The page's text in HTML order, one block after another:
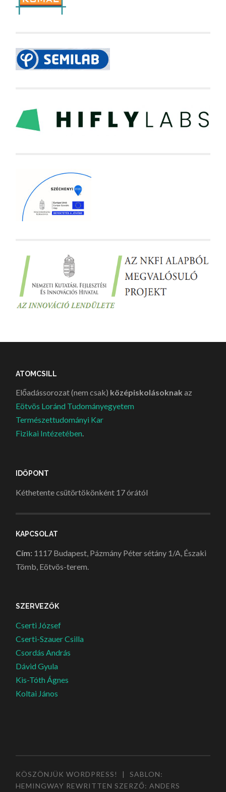
ATOMCSILL
Előadássorozat (nem csak) középiskolásoknak az
Eötvös Loránd Tudományegyetem
Természettudományi Kar
Fizikai Intézetében.
IDŐPONT
Kéthetente csütörtökönként 17 órától
KAPCSOLAT
Cím: 1117 Budapest, Pázmány Péter sétány 1/A, Északi
Tömb, Eötvös-terem.
SZERVEZŐK
Cserti József
Cserti-Szauer Csilla
Csordás András
Dávid Gyula
Kis-Tóth Ágnes
Koltai János
KÖSZÖNJÜK WORDPRESS! |
SABLON:
HEMINGWAY REWRITTEN SZERZŐ:ANDERS